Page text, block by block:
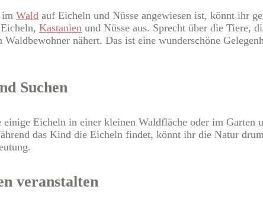
im Wald auf Eicheln und Nüsse angewiesen ist, könnt ihr
Kastanien und Nüsse aus. Sprecht über die Tiere,
nähert. Das ist eine wunderschöne
Suchen
Eicheln in einer kleinen Waldfläche oder im Garten
das Kind die Eicheln findet, könnt ihr die Natur
veranstalten